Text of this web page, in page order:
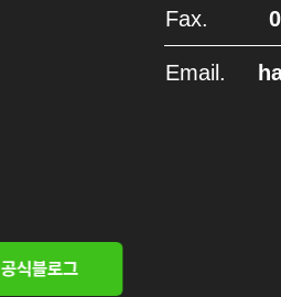
공식블로그
Fax.
Email.